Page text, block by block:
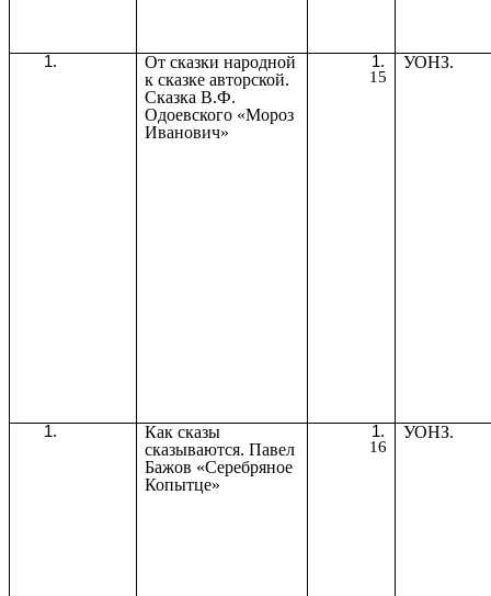
От сказки народной
к сказке авторской.
Сказка В.Ф.
Одоевского «Мороз
Иванович»
15
УОНЗ.
Как сказы
сказываются. Павел
Бажов «Серебряное
Копытце»
16
УОНЗ.